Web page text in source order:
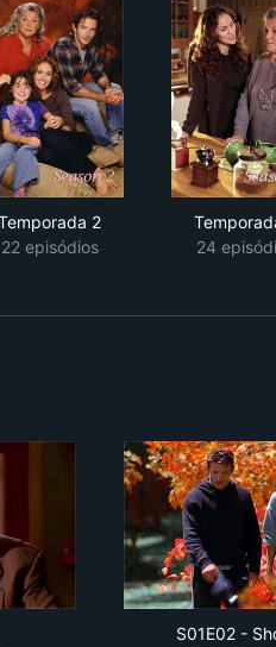
2
22 episódios
24
S01E02 -